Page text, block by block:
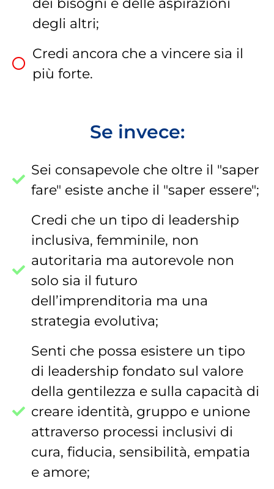
dei bisogni e delle aspirazioni
degli altri;
Credi ancora che a vincere sia il
più forte.
Se invece:
Sei consapevole che oltre il "saper
fare" esiste anche il "saper essere";
Credi che un tipo di leadership
inclusiva, femminile, non
autoritaria ma autorevole non
solo sia il futuro
dell’imprenditoria ma una
strategia evolutiva;
Senti che possa esistere un tipo
di leadership fondato sul valore
della gentilezza e sulla capacità di
creare identità, gruppo e unione
attraverso processi inclusivi di
cura, fiducia, sensibilità, empatia
e amore;